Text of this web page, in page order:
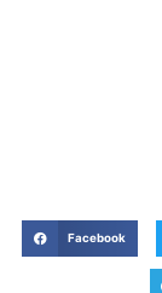
Facebook